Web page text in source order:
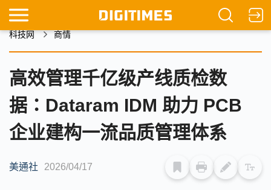
科技网 商情
高效管理千亿级产线质检数
据：Dataram IDM 助力 PCB
企业建构一流品质管理体系
美通社 2026/04/17